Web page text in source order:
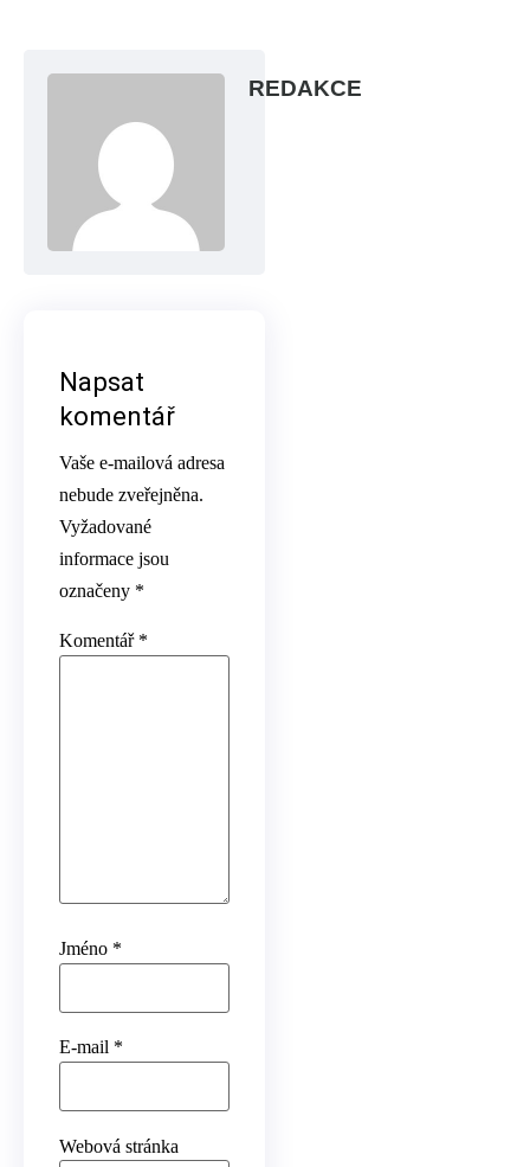
REDAKCE
Napsat
komentář
Vaše e-mailová adresa
nebude zveřejněna.
Vyžadované
informace jsou
označeny *
Komentář *
Jméno *
E-mail *
Webová stránka